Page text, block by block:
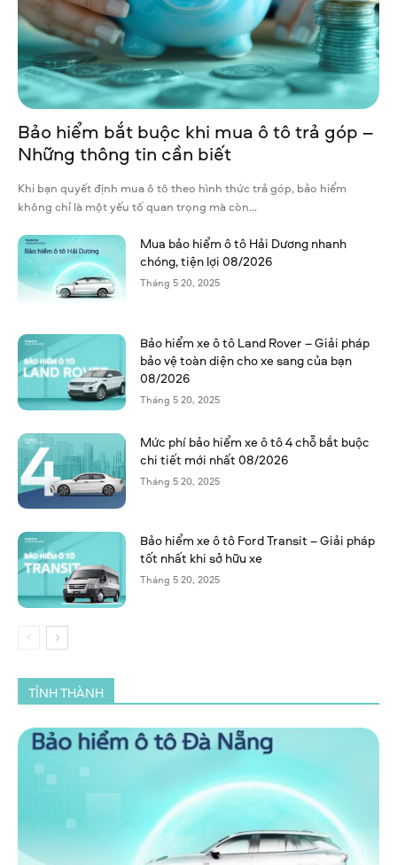
Bảo hiểm bắt buộc khi mua ô tô trả góp –
Những thông tin cần biết
Khi bạn quyết định mua ô tô theo hình thức trả góp, bảo hiểm
không chỉ là một yếu tố quan trọng mà còn...
Mua bảo hiểm ô tô Hải Dương nhanh
chóng, tiện lợi 08/2026
Tháng 5 20, 2025
Bảo hiểm xe ô tô Land Rover – Giải pháp
bảo vệ toàn diện cho xe sang của bạn
08/2026
Tháng 5 20, 2025
Mức phí bảo hiểm xe ô tô 4 chỗ bắt buộc
chi tiết mới nhất 08/2026
Tháng 5 20, 2025
Bảo hiểm xe ô tô Ford Transit – Giải pháp
tốt nhất khi sở hữu xe
Tháng 5 20, 2025
TỈNH THÀNH